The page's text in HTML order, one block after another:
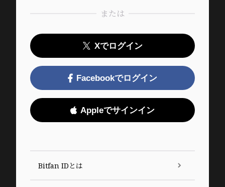
または
Xでログイン
Facebookでログイン
Appleでサインイン
Bitfan IDとは